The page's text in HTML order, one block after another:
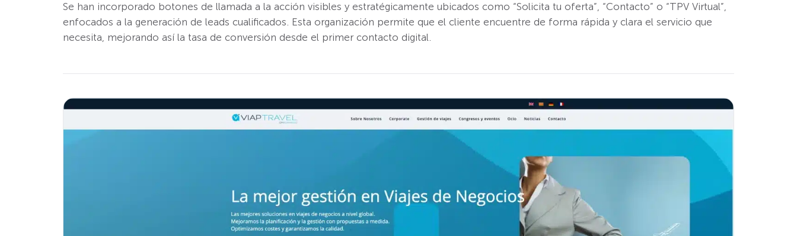
Se han incorporado botones de llamada a la acción visibles y estratégicamente ubicados como “Solicita tu oferta”, “Contacto” o “TPV Virtual”,
enfocados a la generación de leads cualificados. Esta organización permite que el cliente encuentre de forma rápida y clara el servicio que
necesita, mejorando así la tasa de conversión desde el primer contacto digital.